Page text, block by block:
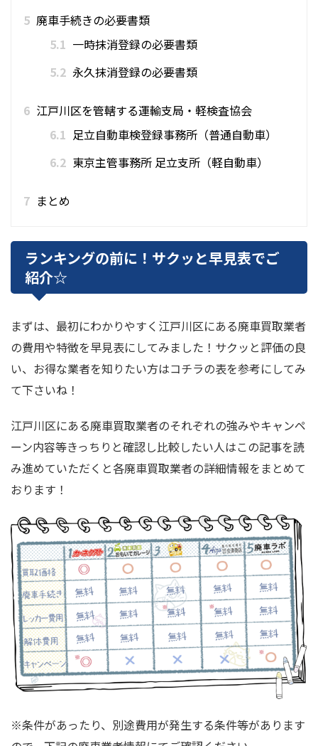
5 廃車手続きの必要書類
5.1 一時抹消登録の必要書類
5.2 永久抹消登録の必要書類
6 江戸川区を管轄する運輸支局・軽検査協会
6.1 足立自動車検登録事務所（普通自動車）
6.2 東京主管事務所 足立支所（軽自動車）
7 まとめ
ランキングの前に！サクッと早見表でご
紹介☆
まずは、最初にわかりやすく江戸川区にある廃車買取業者
の費用や特徴を早見表にしてみました！サクッと評価の良
い、お得な業者を知りたい方はコチラの表を参考にしてみ
て下さいね！
江戸川区にある廃車買取業者のそれぞれの強みやキャンペ
ーン内容等きっちりと確認し比較したい人はこの記事を読
み進めていただくと各廃車買取業者の詳細情報をまとめて
おります！
※条件があったり、別途費用が発生する条件等があります